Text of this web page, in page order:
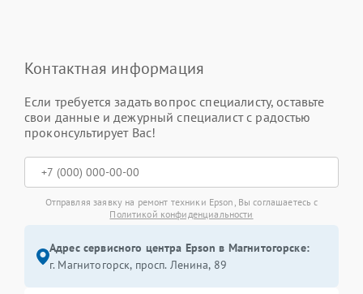
Контактная информация
Если требуется задать вопрос специалисту, оставьте
свои данные и дежурный специалист с радостью
проконсультирует Вас!
Отправляя заявку на ремонт техники Epson, Вы соглашаетесь с
Политикой конфиденциальности
Адрес сервисного центра Epson в Магнитогорске:
г. Магнитогорск, просп. Ленина, 89